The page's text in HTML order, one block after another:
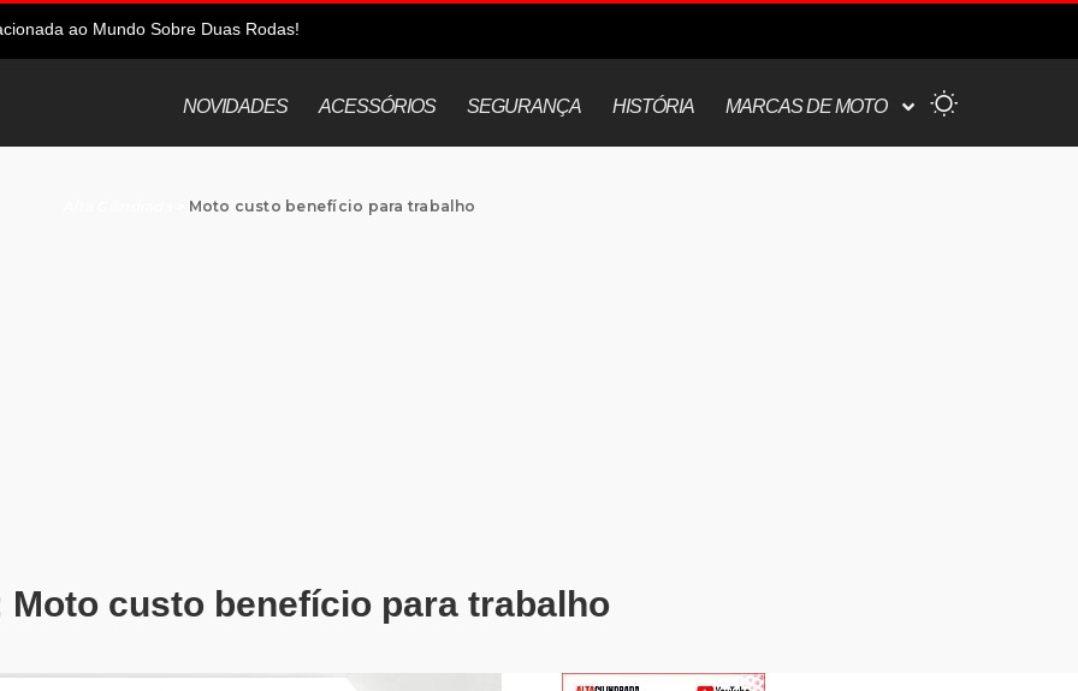
ao Mundo Sobre Duas Rodas!
NOVIDADES ACESSÓRIOS SEGURANÇA HISTÓRIA MARCAS DE MOTO
Moto custo benefício para trabalho
Moto custo benefício para trabalho